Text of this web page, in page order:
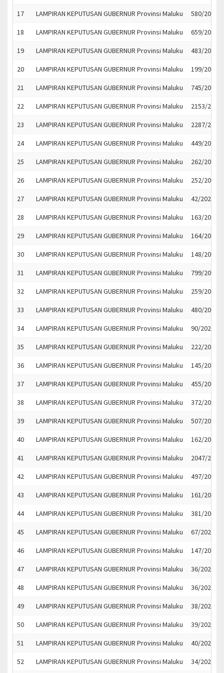
17 LAMPIRAN KEPUTUSAN GUBERNUR Provinsi Maluku 580/2022
18 LAMPIRAN KEPUTUSAN GUBERNUR Provinsi Maluku 659/2022
19 LAMPIRAN KEPUTUSAN GUBERNUR Provinsi Maluku 483/2023
20 LAMPIRAN KEPUTUSAN GUBERNUR Provinsi Maluku 199/2023
21 LAMPIRAN KEPUTUSAN GUBERNUR Provinsi Maluku 745/2022
22 LAMPIRAN KEPUTUSAN GUBERNUR Provinsi Maluku 2153/2023
23 LAMPIRAN KEPUTUSAN GUBERNUR Provinsi Maluku 2287/2023
24 LAMPIRAN KEPUTUSAN GUBERNUR Provinsi Maluku 449/2023
25 LAMPIRAN KEPUTUSAN GUBERNUR Provinsi Maluku 262/2023
26 LAMPIRAN KEPUTUSAN GUBERNUR Provinsi Maluku 252/2023
27 LAMPIRAN KEPUTUSAN GUBERNUR Provinsi Maluku 42/2023
28 LAMPIRAN KEPUTUSAN GUBERNUR Provinsi Maluku 163/2023
29 LAMPIRAN KEPUTUSAN GUBERNUR Provinsi Maluku 164/2023
30 LAMPIRAN KEPUTUSAN GUBERNUR Provinsi Maluku 148/2023
31 LAMPIRAN KEPUTUSAN GUBERNUR Provinsi Maluku 799/2022
32 LAMPIRAN KEPUTUSAN GUBERNUR Provinsi Maluku 259/2023
33 LAMPIRAN KEPUTUSAN GUBERNUR Provinsi Maluku 480/2023
34 LAMPIRAN KEPUTUSAN GUBERNUR Provinsi Maluku 90/2023
35 LAMPIRAN KEPUTUSAN GUBERNUR Provinsi Maluku 222/2023
36 LAMPIRAN KEPUTUSAN GUBERNUR Provinsi Maluku 145/2023
37 LAMPIRAN KEPUTUSAN GUBERNUR Provinsi Maluku 455/2023
38 LAMPIRAN KEPUTUSAN GUBERNUR Provinsi Maluku 372/2023
39 LAMPIRAN KEPUTUSAN GUBERNUR Provinsi Maluku 507/2023
40 LAMPIRAN KEPUTUSAN GUBERNUR Provinsi Maluku 162/2023
41 LAMPIRAN KEPUTUSAN GUBERNUR Provinsi Maluku 2047/2023
42 LAMPIRAN KEPUTUSAN GUBERNUR Provinsi Maluku 497/2023
43 LAMPIRAN KEPUTUSAN GUBERNUR Provinsi Maluku 161/2023
44 LAMPIRAN KEPUTUSAN GUBERNUR Provinsi Maluku 381/2023
45 LAMPIRAN KEPUTUSAN GUBERNUR Provinsi Maluku 67/2023
46 LAMPIRAN KEPUTUSAN GUBERNUR Provinsi Maluku 147/2023
47 LAMPIRAN KEPUTUSAN GUBERNUR Provinsi Maluku 36/2023
48 LAMPIRAN KEPUTUSAN GUBERNUR Provinsi Maluku 36/2023
49 LAMPIRAN KEPUTUSAN GUBERNUR Provinsi Maluku 38/2023
50 LAMPIRAN KEPUTUSAN GUBERNUR Provinsi Maluku 39/2023
51 LAMPIRAN KEPUTUSAN GUBERNUR Provinsi Maluku 40/2023
52 LAMPIRAN KEPUTUSAN GUBERNUR Provinsi Maluku 34/2023